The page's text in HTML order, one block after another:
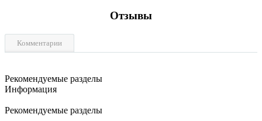
Отзывы
Комментарии
Рекомендуемые разделы
Информация
Рекомендуемые разделы